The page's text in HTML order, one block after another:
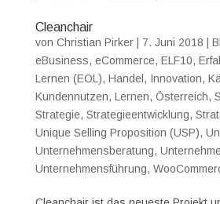
Cleanchair
von Christian Pirker| 7. Juni 2018
eBusiness, eCommerce, ELF10,
Lernen (EOL), Handel , Innovation,
Kundennutzen, Lernen, Österreich,
Strategie, Strategieentwicklung,
Unique Selling Proposition (USP),
Unternehmensberatung,
Unternehmensführung,